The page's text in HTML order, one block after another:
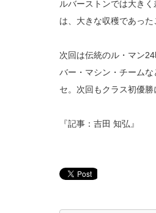
ルバーストンでは大き
は、大きな収穫であった
次回は伝統のル・マン
バー・マシン・チーム
セ。次回もクラス初優勝
『記事：吉田 知弘』